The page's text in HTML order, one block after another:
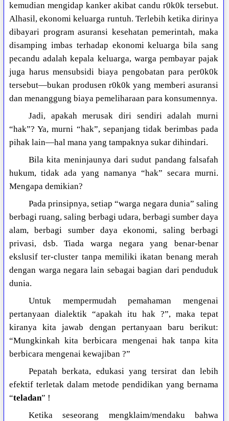
kemudian mengidap kanker akibat candu r0k0k tersebut.
Alhasil, ekonomi keluarga runtuh. Terlebih ketika dirinya
dibayari program asuransi kesehatan pemerintah, maka
disamping imbas terhadap ekonomi keluarga bila sang
pecandu adalah kepala keluarga, warga pembayar pajak
juga harus mensubsidi biaya pengobatan para per0k0k
tersebut—bukan produsen r0k0k yang memberi asuransi
dan menanggung biaya pemeliharaan para konsumennya.
Jadi, apakah merusak diri sendiri adalah murni
“hak”? Ya, murni “hak”, sepanjang tidak berimbas pada
pihak lain—hal mana yang tampaknya sukar dihindari.
Bila kita meninjaunya dari sudut pandang falsafah
hukum, tidak ada yang namanya “hak” secara murni.
Mengapa demikian?
Pada prinsipnya, setiap “warga negara dunia” saling
berbagi ruang, saling berbagi udara, berbagi sumber daya
alam, berbagi sumber daya ekonomi, saling berbagi
privasi, dsb. Tiada warga negara yang benar-benar
ekslusif ter-cluster tanpa memiliki ikatan benang merah
dengan warga negara lain sebagai bagian dari penduduk
dunia.
Untuk mempermudah pemahaman mengenai
pertanyaan dialektik “apakah itu hak ?”, maka tepat
kiranya kita jawab dengan pertanyaan baru berikut:
“Mungkinkah kita berbicara mengenai hak tanpa kita
berbicara mengenai kewajiban ?”
Pepatah berkata, edukasi yang tersirat dan lebih
efektif terletak dalam metode pendidikan yang bernama
“teladan” !
Ketika seseorang mengklaim/mendaku bahwa